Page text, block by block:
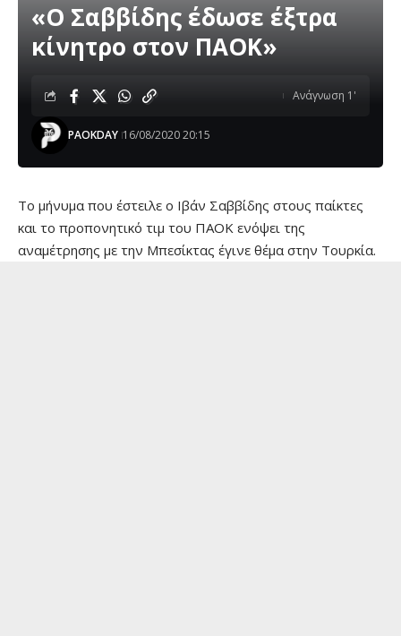
«Ο Σαββίδης έδωσε έξτρα
κίνητρο στον ΠΑΟΚ»
PAOKDAY 16/08/2020 20:15
Ανάγνωση 1'
Το μήνυμα που έστειλε ο Ιβάν Σαββίδης στους παίκτες
και το προπονητικό τιμ του ΠΑΟΚ ενόψει της
αναμέτρησης με την Μπεσίκτας έγινε θέμα στην Τουρκία.